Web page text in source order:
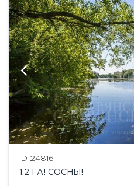
ID 24816
1.2 ГА! СОСНЫ!